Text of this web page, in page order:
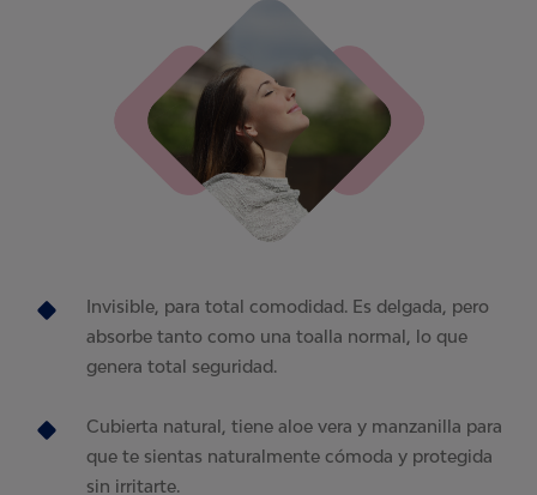
Invisible, para total comodidad. Es delgada, pero
absorbe tanto como una toalla normal, lo que
genera total seguridad.
Cubierta natural, tiene aloe vera y manzanilla para
que te sientas naturalmente cómoda y protegida
sin irritarte.